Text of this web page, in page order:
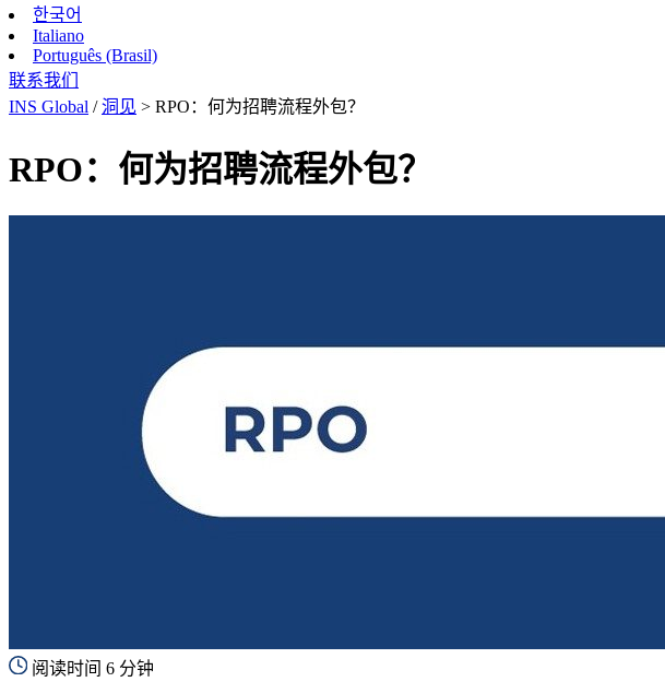
한국어
Italiano
Português (Brasil)
联系我们
INS Global /洞见 > RPO：何为招聘流程外包？
RPO：何为招聘流程外包？
阅读时间 6 分钟